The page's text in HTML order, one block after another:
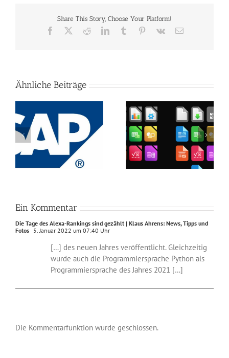
Share This Story, Choose Your Platform!
Facebook RedditLinkedInTumblr Pinterest
Vk
E-
Ähnliche Beiträge
Libreoffice 7.5 bringt
neue Symbole und
Kontrastmodi mit
Die Browserhersteller
sagen nein zum
Bildformat JPEG XL
Ein Kommentar
Die Tage des Alexa-Rankings sind gezählt | Klaus Ahrens: News, Tipps und
Fotos 5. Januar 2022 um 07:40 Uhr
[…] des neuen Jahres veröffentlicht. Gleichzeitig
wurde auch die Programmiersprache Python als
Programmiersprache des Jahres 2021 […]
Die Kommentarfunktion wurde geschlossen.